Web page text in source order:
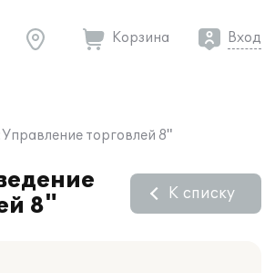
Корзина Вход
торговлей 8"
8"
К списку